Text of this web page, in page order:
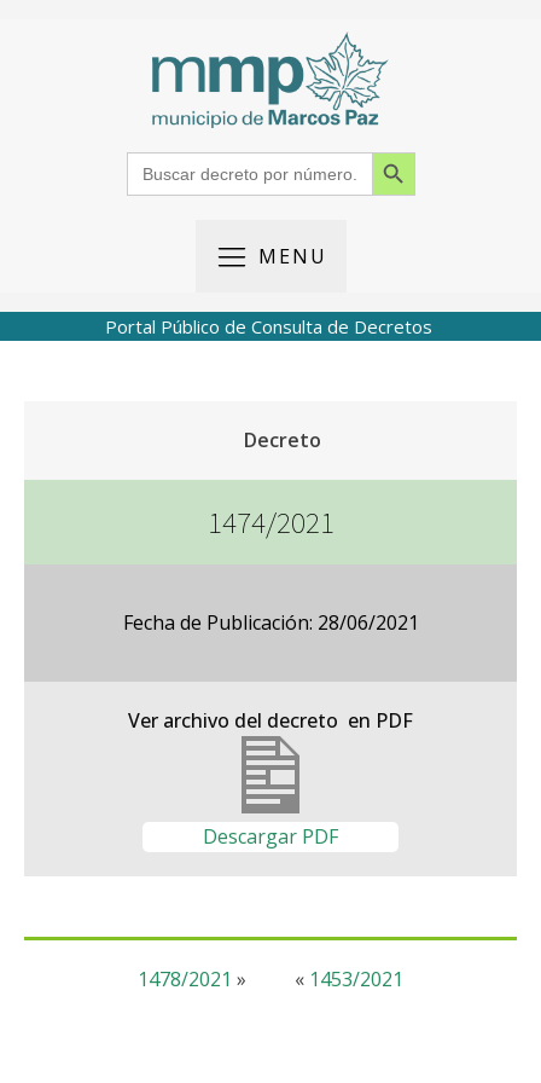
Search
for:
Search Button
MENU
Portal Público de Consulta de Decretos
Decreto
1474/2021
Fecha de Publicación: 28/06/2021
Ver archivo del decreto en PDF
Descargar PDF
« 1453/2021
1478/2021 »